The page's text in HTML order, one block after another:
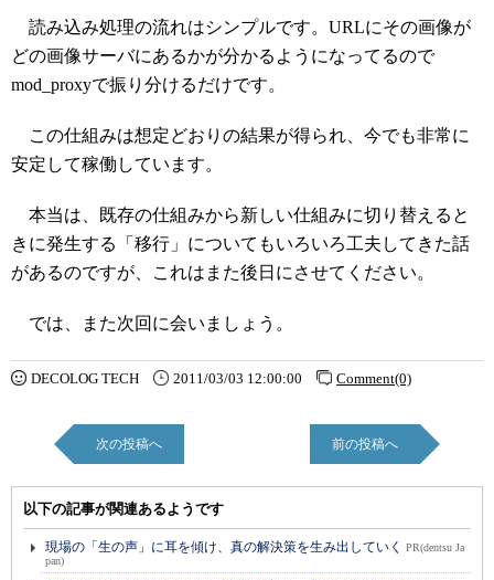
読み込み処理の流れはシンプルです。URLにその画像が
どの画像サーバにあるかが分かるようになってるので
mod_proxyで振り分けるだけです。
この仕組みは想定どおりの結果が得られ、今でも非常に
安定して稼働しています。
本当は、既存の仕組みから新しい仕組みに切り替えると
きに発生する「移行」についてもいろいろ工夫してきた話
があるのですが、これはまた後日にさせてください。
では、また次回に会いましょう。
DECOLOG TECH 2011/03/03 12:00:00 Comment(0)
次の投稿へ 前の投稿へ
以下の記事が関連あるようです
現場の「生の声」に耳を傾け、真の解決策を生み出していく
PR(dentsu Ja
pan)